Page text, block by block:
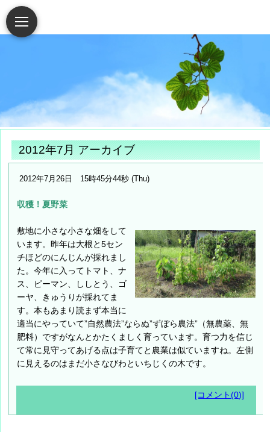
2012年7月 アーカイブ
2012年7月26日 15時45分44秒 (Thu)
収穫！夏野菜
敷地に小さな小さな畑をして
います。昨年は大根と5セン
チほどのにんじんが採れまし
た。今年に入ってトマト、ナ
ス、ピーマン、ししとう、ゴ
ーヤ、きゅうりが採れてま
す。本もあまり読まず本当に
適当にやっていて”自然農法”ならぬ”ずぼら農法”（無農薬、無
肥料）ですがなんとかたくましく育っています。育つ力を信じ
て常に見守ってあげる点は子育てと農業は似ていますね。左側
に見えるのはまだ小さなびわといちじくの木です。
[コメント(0)]